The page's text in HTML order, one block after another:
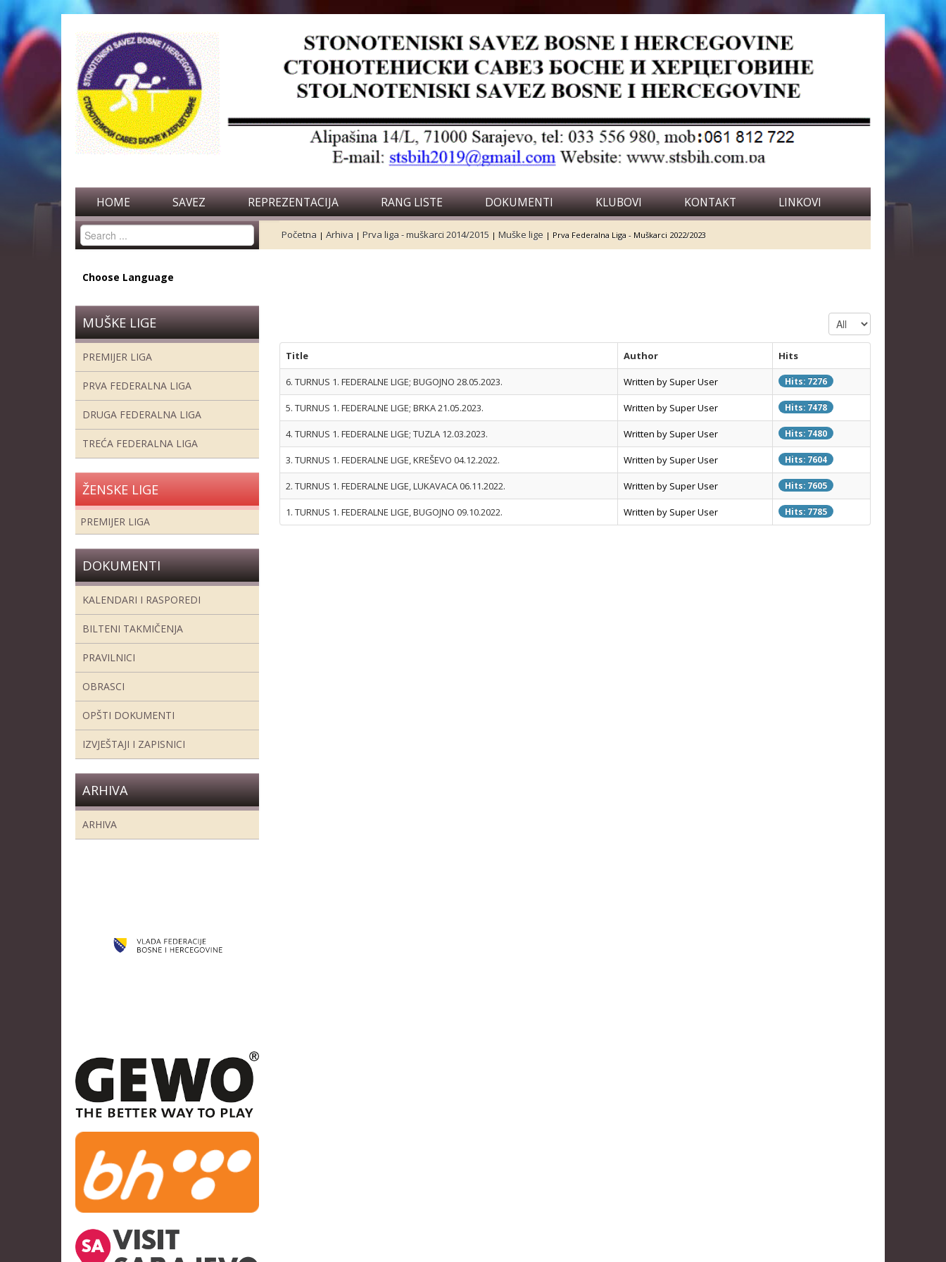
HOME SAVEZ REPREZENTACIJA RANG LISTE DOKUMENTI KLUBOVI KONTAKT LINKOVI
Search
...
Choose Language
Početna | Arhiva | Prva liga - muškarci 2014/2015 | Muške lige | Prva Federalna Liga - Muškarci 2022/2023
MUŠKE LIGE
PREMIJER LIGA
PRVA FEDERALNA LIGA
DRUGA FEDERALNA LIGA
TREĆA FEDERALNA LIGA
ŽENSKE LIGE
PREMIJER LIGA
DOKUMENTI
KALENDARI I RASPOREDI
BILTENI TAKMIČENJA
PRAVILNICI
OBRASCI
OPŠTI DOKUMENTI
IZVJEŠTAJI I ZAPISNICI
ARHIVA
ARHIVA
Display #
Title Author Hits
6. TURNUS 1. FEDERALNE LIGE; BUGOJNO 28.05.2023. Written by Super User Hits: 7276
5. TURNUS 1. FEDERALNE LIGE; BRKA 21.05.2023. Written by Super User Hits: 7478
4. TURNUS 1. FEDERALNE LIGE; TUZLA 12.03.2023. Written by Super User Hits: 7480
3. TURNUS 1. FEDERALNE LIGE, KREŠEVO 04.12.2022. Written by Super User Hits: 7604
2. TURNUS 1. FEDERALNE LIGE, LUKAVACA 06.11.2022. Written by Super User Hits: 7605
1. TURNUS 1. FEDERALNE LIGE, BUGOJNO 09.10.2022. Written by Super User Hits: 7785